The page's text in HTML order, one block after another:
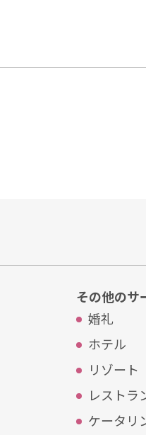
その他のサ
婚礼
ホテル
リゾート
レストラ
ケータリ